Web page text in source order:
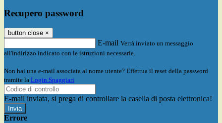
Recupero password
button close ×
E-mail Verrà inviato un messaggio
all'indirizzo indicato con le istruzioni necessarie.
Non hai una e-mail associata al nome utente? Effettua il reset della password
tramite la Login Spaggiari
E-mail inviata, si prega di controllare la casella di posta elettronica!
Errore